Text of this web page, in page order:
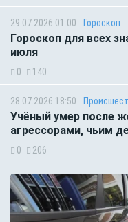
29.07.2026 01:00 Гороскоп
Гороскоп для всех
июля
0 140
28.07.2026 18:50
Учёный умер после
агрессорами, чьим
0 206